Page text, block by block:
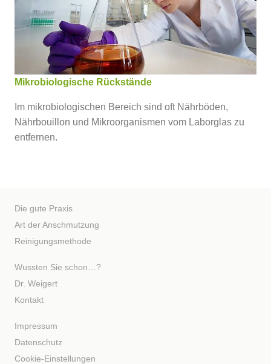
Mikrobiologische Rückstände
Im mikrobiologischen Bereich sind oft Nährböden,
Nährbouillon und Mikroorganismen vom Laborglas zu
entfernen.
Die gute Praxis
Art der Anschmutzung
Reinigungsmethode
Wussten Sie schon…?
Dr. Weigert
Kontakt
Impressum
Datenschutz
Cookie-Einstellungen